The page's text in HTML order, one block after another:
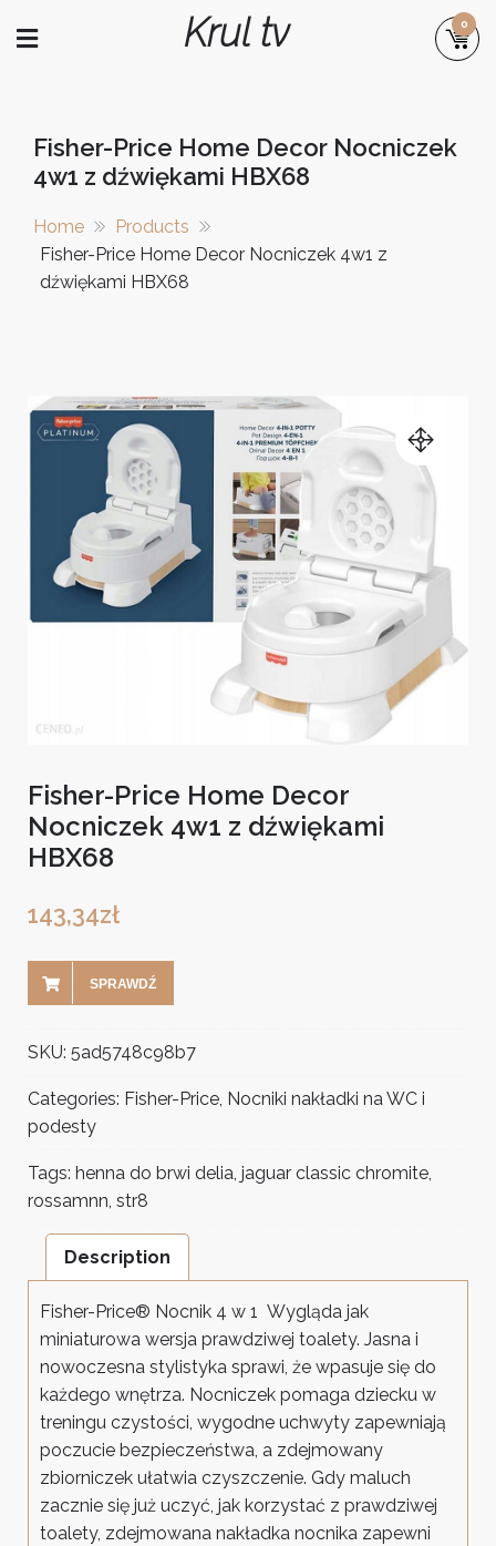
Krul tv 0
Fisher-Price Home Decor Nocniczek
4w1 z dźwiękami HBX68
Home
Products
Fisher-Price Home Decor Nocniczek 4w1 z
dźwiękami HBX68
Fisher-Price Home Decor
Nocniczek 4w1 z dźwiękami
HBX68
143,34zł
SPRAWDŹ
SKU: 5ad5748c98b7
Categories: Fisher-Price, Nocniki nakładki na WC i
podesty
Tags: henna do brwi delia, jaguar classic chromite,
rossamnn, str8
Description
Fisher-Price® Nocnik 4 w 1 Wygląda jak
miniaturowa wersja prawdziwej toalety. Jasna i
nowoczesna stylistyka sprawi, że wpasuje się do
każdego wnętrza. Nocniczek pomaga dziecku w
treningu czystości, wygodne uchwyty zapewniają
poczucie bezpieczeństwa, a zdejmowany
zbiorniczek ułatwia czyszczenie. Gdy maluch
zacznie się już uczyć, jak korzystać z prawdziwej
toalety, zdejmowana nakładka nocnika zapewni